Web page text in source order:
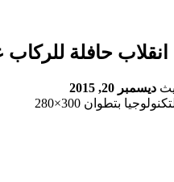
ديسمبر 20, 2015